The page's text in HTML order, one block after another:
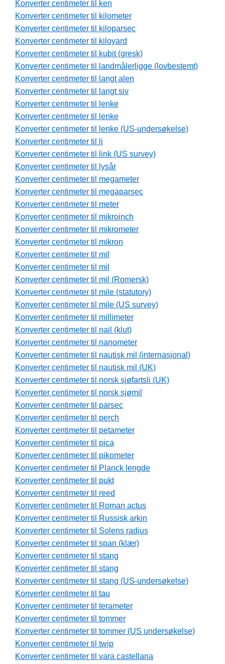
Konverter centimeter til ken
Konverter centimeter til kilometer
Konverter centimeter til kiloparsec
Konverter centimeter til kiloyard
Konverter centimeter til kubit (gresk)
Konverter centimeter til landmålerligge (lovbestemt)
Konverter centimeter til langt alen
Konverter centimeter til langt siv
Konverter centimeter til lenke
Konverter centimeter til lenke
Konverter centimeter til lenke (US-undersøkelse)
Konverter centimeter til li
Konverter centimeter til link (US survey)
Konverter centimeter til lysår
Konverter centimeter til megameter
Konverter centimeter til megaparsec
Konverter centimeter til meter
Konverter centimeter til mikroinch
Konverter centimeter til mikrometer
Konverter centimeter til mikron
Konverter centimeter til mil
Konverter centimeter til mil
Konverter centimeter til mil (Romersk)
Konverter centimeter til mile (statutory)
Konverter centimeter til mile (US survey)
Konverter centimeter til millimeter
Konverter centimeter til nail (klut)
Konverter centimeter til nanometer
Konverter centimeter til nautisk mil (internasjonal)
Konverter centimeter til nautisk mil (UK)
Konverter centimeter til norsk sjøfartsli (UK)
Konverter centimeter til norsk sjømil
Konverter centimeter til parsec
Konverter centimeter til perch
Konverter centimeter til petameter
Konverter centimeter til pica
Konverter centimeter til pikometer
Konverter centimeter til Planck lengde
Konverter centimeter til pukt
Konverter centimeter til reed
Konverter centimeter til Roman actus
Konverter centimeter til Russisk arkin
Konverter centimeter til Solens radius
Konverter centimeter til span (klær)
Konverter centimeter til stang
Konverter centimeter til stang
Konverter centimeter til stang (US-undersøkelse)
Konverter centimeter til tau
Konverter centimeter til terameter
Konverter centimeter til tommer
Konverter centimeter til tommer (US undersøkelse)
Konverter centimeter til twip
Konverter centimeter til vara castellana